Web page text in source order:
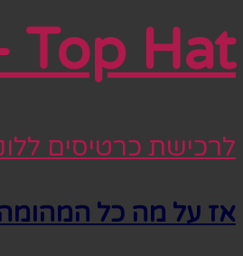
Top Hat – כובע צילינדר
לרכישת כרטיסים
אז על מה כל